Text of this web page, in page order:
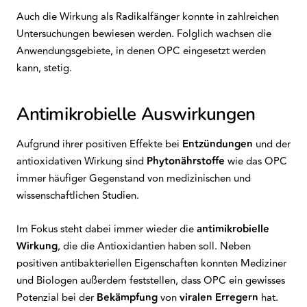
Auch die Wirkung als Radikalfänger konnte in zahlreichen
Untersuchungen bewiesen werden. Folglich wachsen die
Anwendungsgebiete, in denen OPC eingesetzt werden
kann, stetig.
Antimikrobielle Auswirkungen
Aufgrund ihrer positiven Effekte bei Entzündungen und der
antioxidativen Wirkung sind Phytonährstoffe wie das OPC
immer häufiger Gegenstand von medizinischen und
wissenschaftlichen Studien.
Im Fokus steht dabei immer wieder dieantimikrobielle
Wirkung, die die Antioxidantien haben soll. Neben
positiven antibakteriellen Eigenschaften konnten Mediziner
und Biologen außerdem feststellen, dass OPC ein gewisses
Potenzial bei der Bekämpfungvonviralen Erregern hat.